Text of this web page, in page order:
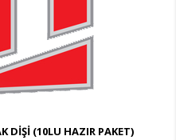
DİŞİ (10LU HAZIR PAKET)